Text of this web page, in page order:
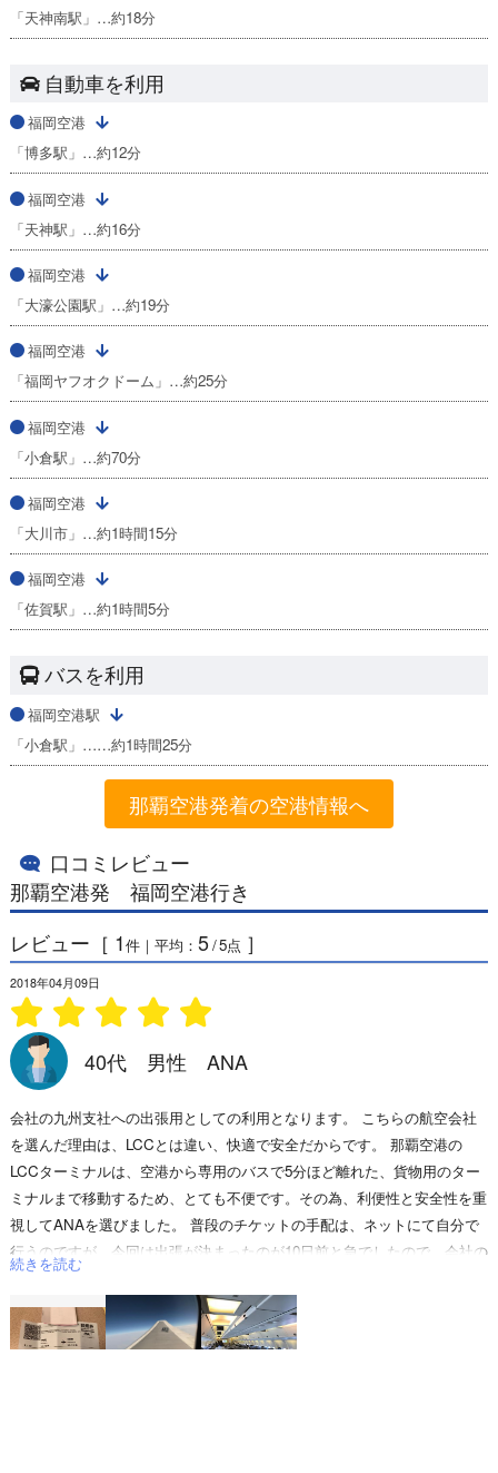
「天神南駅」…約18分
自動車を利用
福岡空港
「博多駅」…約12分
福岡空港
「天神駅」…約16分
福岡空港
「大濠公園駅」…約19分
福岡空港
「福岡ヤフオクドーム」…約25分
福岡空港
「小倉駅」…約70分
福岡空港
「大川市」…約1時間15分
福岡空港
「佐賀駅」…約1時間5分
バスを利用
福岡空港駅
「小倉駅」……約1時間25分
那覇空港発着の空港情報へ
口コミレビュー
那覇空港発 福岡空港行き
レビュー［ 1件｜平均：5/5点 ］
2018年04月09日
40代 男性 ANA
会社の九州支社への出張用としての利用となります。 こちらの航空会社
を選んだ理由は、LCCとは違い、快適で安全だからです。 那覇空港の
LCCターミナルは、空港から専用のバスで5分ほど離れた、貨物用のター
ミナルまで移動するため、とても不便です。その為、利便性と安全性を重
視してANAを選びました。 普段のチケットの手配は、ネットにて自分で
行うのですが、今回は出張が決まったのが10日前と急でしたので、会社の
事務員の方に頼み、手配していただきました。チケットの種類は株主優待
チケットと表記されています。 那覇空港のロビーは解放感があって、い
つもは気持ちいいのですが、今回は観光客が多かった為、とても混雑して
続きを読む